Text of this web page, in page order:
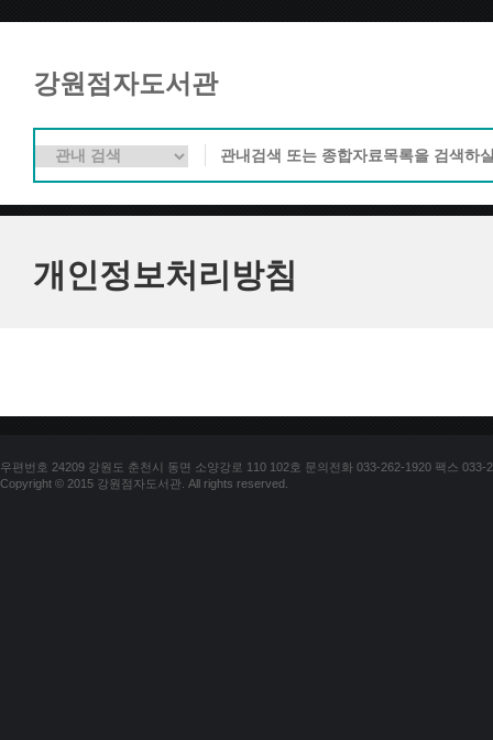
강원점자도서관
개인정보처리방침
우편번호 24209 강원도 춘천시 동면 소양강로 110 102호 문의전화 033-262-1920 팩스 033-
Copyright © 2015 강원점자도서관. All rights reserved.